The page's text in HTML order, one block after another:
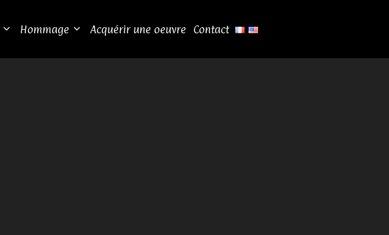
Hommage Acquérir une oeuvre Contact